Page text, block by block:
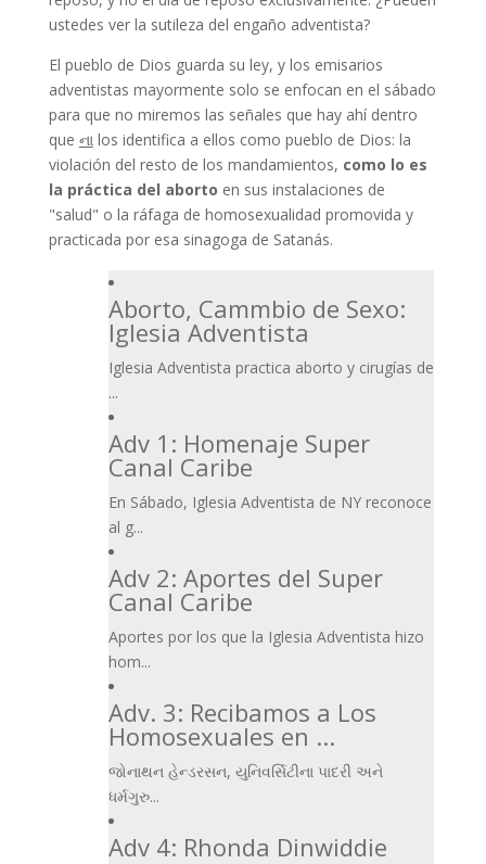
ustedes ver la sutileza del engaño adventista?
El pueblo de Dios guarda su ley, y los emisarios
adventistas mayormente solo se enfocan en el sábado
para que no miremos las señales que hay ahí dentro
que ના los identifica a ellos como pueblo de Dios: la
violación del resto de los mandamientos, como lo es
la práctica del aborto en sus instalaciones de
"salud" o la ráfaga de homosexualidad promovida y
practicada por esa sinagoga de Satanás.
Aborto, Cammbio de Sexo:
Iglesia Adventista
Iglesia Adventista practica aborto y cirugías de
...
Adv 1: Homenaje Super
Canal Caribe
En Sábado, Iglesia Adventista de NY reconoce
al g...
Adv 2: Aportes del Super
Canal Caribe
Aportes por los que la Iglesia Adventista hizo
hom...
Adv. 3: Recibamos a Los
Homosexuales en ...
જોનાથન હેન્ડરસન, યુનિવર્સિટીના પાદરી અને
ધર્મગુરુ...
Adv 4: Rhonda Dinwiddie